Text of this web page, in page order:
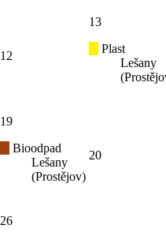
12
13
Plast
Lešany
19
Bioodpad
Lešany
(Prostějov)
20
26